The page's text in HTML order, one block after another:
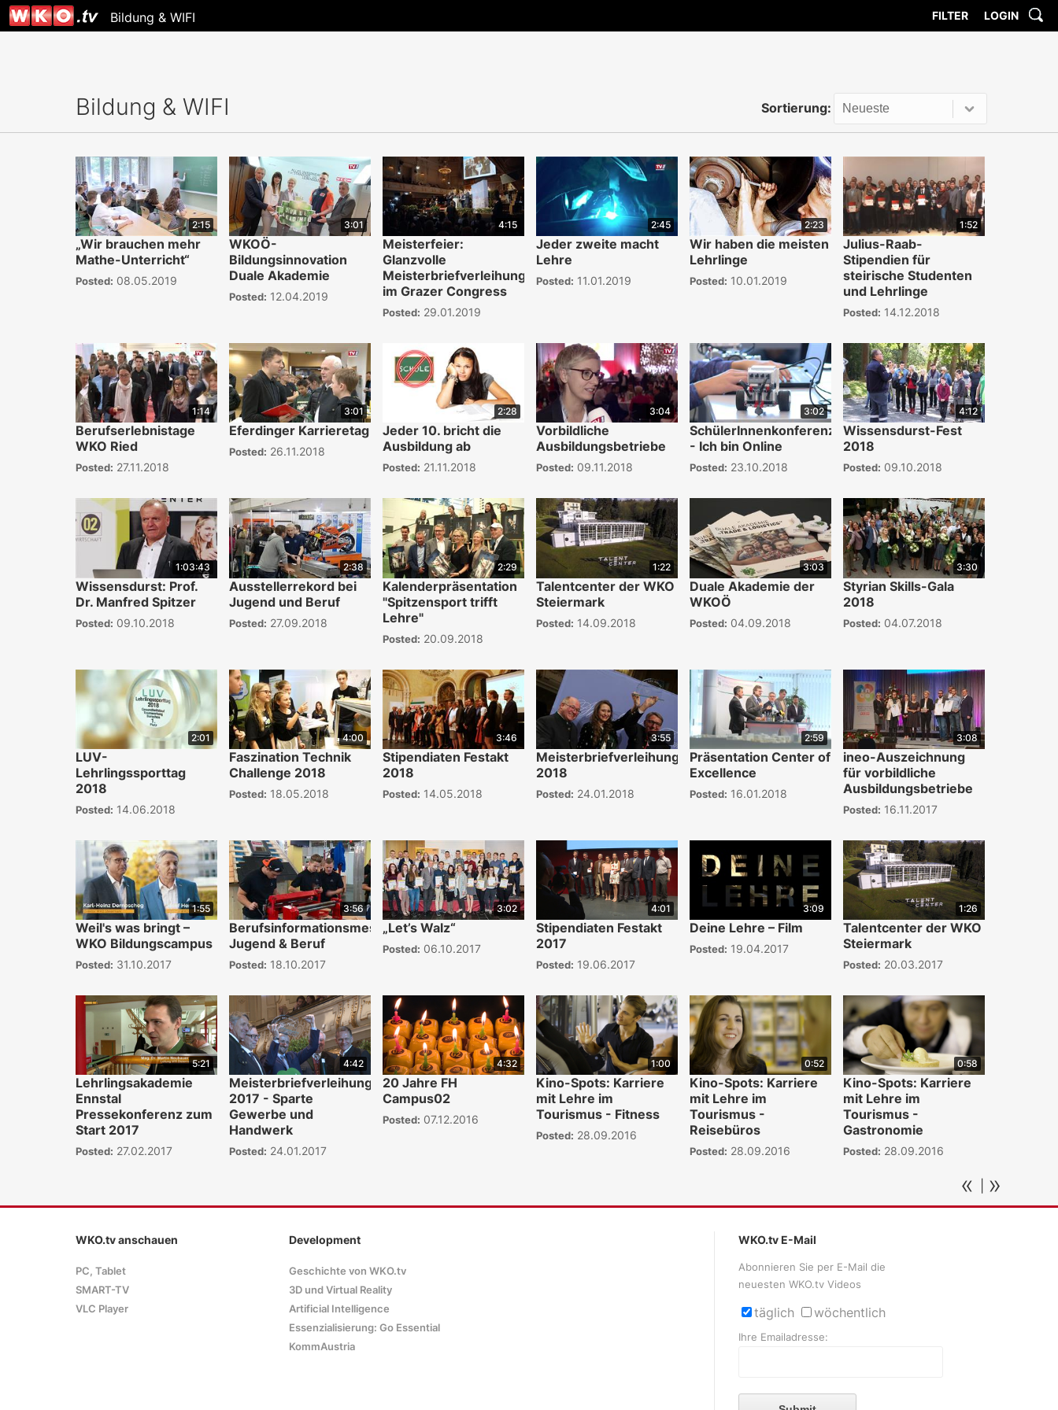
Bildung & WIFI FILTER LOGIN
Bildung & WIFI Sortierung:
2:15
„Wir brauchen mehr
Mathe-Unterricht“
Posted: 08.05.2019
3:01
WKOÖ-
Bildungsinnovation
Duale Akademie
Posted: 12.04.2019
4:15
Meisterfeier:
Glanzvolle
Meisterbriefverleihung
im Grazer Congress
Posted: 29.01.2019
2:45
Jeder zweite macht
Lehre
Posted: 11.01.2019
2:23
Wir haben die meisten
Lehrlinge
Posted: 10.01.2019
1:52
Julius-Raab-
Stipendien für
steirische Studenten
und Lehrlinge
Posted: 14.12.2018
1:14
Berufserlebnistage
WKO Ried
Posted: 27.11.2018
3:01
Eferdinger Karrieretag
Posted: 26.11.2018
2:28
Jeder 10. bricht die
Ausbildung ab
Posted: 21.11.2018
3:04
Vorbildliche
Ausbildungsbetriebe
Posted: 09.11.2018
3:02
SchülerInnenkonferenz
- Ich bin Online
Posted: 23.10.2018
4:12
Wissensdurst-Fest
2018
Posted: 09.10.2018
1:03:43
Wissensdurst: Prof.
Dr. Manfred Spitzer
Posted: 09.10.2018
2:38
Ausstellerrekord bei
Jugend und Beruf
Posted: 27.09.2018
2:29
Kalenderpräsentation
"Spitzensport trifft
Lehre"
Posted: 20.09.2018
1:22
Talentcenter der WKO
Steiermark
Posted: 14.09.2018
3:03
Duale Akademie der
WKOÖ
Posted: 04.09.2018
3:30
Styrian Skills-Gala
2018
Posted: 04.07.2018
2:01
LUV-
Lehrlingssporttag
2018
Posted: 14.06.2018
4:00
Faszination Technik
Challenge 2018
Posted: 18.05.2018
3:46
Stipendiaten Festakt
2018
Posted: 14.05.2018
3:55
Meisterbriefverleihung
2018
Posted: 24.01.2018
2:59
Präsentation Center of
Excellence
Posted: 16.01.2018
3:08
ineo-Auszeichnung
für vorbildliche
Ausbildungsbetriebe
Posted: 16.11.2017
1:55
Weil's was bringt –
WKO Bildungscampus
Posted: 31.10.2017
3:56
Berufsinformationsmesse
Jugend & Beruf
Posted: 18.10.2017
3:02
„Let’s Walz“
Posted: 06.10.2017
4:01
Stipendiaten Festakt
2017
Posted: 19.06.2017
3:09
Deine Lehre – Film
Posted: 19.04.2017
1:26
Talentcenter der WKO
Steiermark
Posted: 20.03.2017
5:21
Lehrlingsakademie
Ennstal
Pressekonferenz zum
Start 2017
Posted: 27.02.2017
4:42
Meisterbriefverleihung
2017 - Sparte
Gewerbe und
Handwerk
Posted: 24.01.2017
4:32
20 Jahre FH
Campus02
Posted: 07.12.2016
1:00
Kino-Spots: Karriere
mit Lehre im
Tourismus - Fitness
Posted: 28.09.2016
0:52
Kino-Spots: Karriere
mit Lehre im
Tourismus -
Reisebüros
Posted: 28.09.2016
0:58
Kino-Spots: Karriere
mit Lehre im
Tourismus -
Gastronomie
Posted: 28.09.2016
« »
WKO.tv anschauen
PC, Tablet
SMART-TV
VLC Player
Development
Geschichte von WKO.tv
3D und Virtual Reality
Artificial Intelligence
Essenzialisierung: Go Essential
KommAustria
WKO.tv E-Mail
Abonnieren Sie per E-Mail die
neuesten WKO.tv Videos
täglich wöchentlich
Ihre Emailadresse: